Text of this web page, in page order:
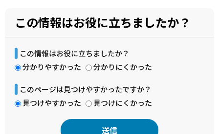
この情報はお役に立ちましたか？
この情報はお役に立ちましたか？
分かりやすかった
分かりにくかった
このページは見つけやすかったですか？
見つけやすかった
見つけにくかった